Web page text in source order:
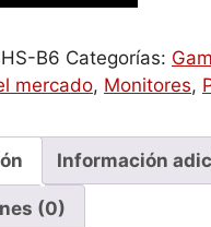
B6 Categorías:
mercado, Monitores,
Información
(0)